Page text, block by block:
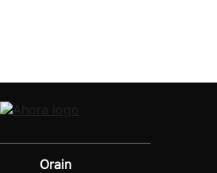
Orain